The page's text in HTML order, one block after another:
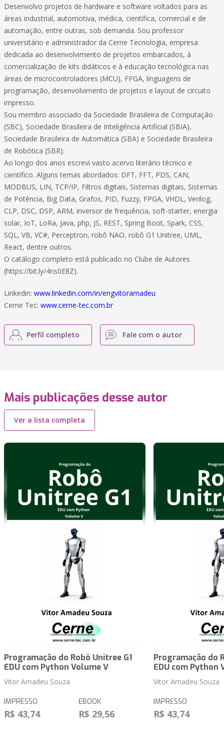
Desenvolvo projetos de hardware e software voltados para as
áreas industrial, automotiva, médica, científica, comercial e de
automação, entre outras, sob demanda. Sou professor
universitário e administrador da Cerne Tecnologia, empresa
dedicada ao desenvolvimento de projetos embarcados, à
comercialização de kits didáticos e à educação tecnológica nas
áreas de microcontroladores (MCU), FPGA, linguagens de
programação, desenvolvimento de projetos e layout de circuito
impresso.
Sou membro associado da Sociedade Brasileira de Computação
(SBC), Sociedade Brasileira de Inteligência Artificial (SBIA),
Sociedade Brasileira de Automática (SBA) e Sociedade Brasileira
de Robótica (SBR).
Ao longo dos anos escrevi vasto acervo literário técnico e
científico. Alguns temas abordados: DFT, FFT, PDS, CAN,
MODBUS, LIN, TCP/IP, Filtros digitais, Sistemas digitais, Sistemas
de Potência, Big Data, Grafos, PID, Fuzzy, FPGA, VHDL, Verilog,
CLP, DSC, DSP, ARM, inversor de frequência, soft-starter, energia
solar, IoT, LoRa, Java, php, JS, REST, Spring Boot, Spark, CSS,
SQL, VB, VC#, Perceptron, robô NAO, robô G1 Unitree, UML,
React, dentre outros.
O catálogo completo está publicado no Clube de Autores
(https://bit.ly/4ns0E8Z).
Linkedin: www.linkedin.com/in/engvitoramadeu
Cerne Tec: www.cerne-tec.com.br
Perfil completo Fale com o autor
Mais publicações desse autor
Ver a lista completa
Programação do Robô Unitree G1
EDU com Python Volume V
Vitor Amadeu Souza
IMPRESSO
R$ 43,74
EBOOK
R$ 29,56
Programação do
EDU com Python
Vitor Amadeu Souza
IMPRESSO
R$ 43,74